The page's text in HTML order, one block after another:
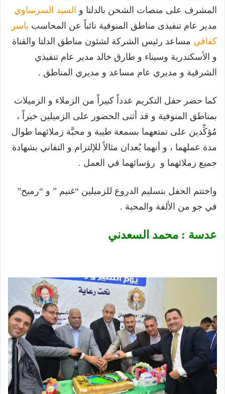
المشرف على منصات الشحن بالدلتا و السيد السرساوي
مدير عام تنفيذى مناطق المنوفية نائباً عن المحاسب ياسر
كفافي مساعد رئيس الشركة لشئون مناطق الدلتا والقناة
و الأسكندرية وسيناء و طارق خالد مدير عام تنفيذي
الشرقية و مديري عام مساعد و مديري المناطق .
كما حضر حفل التكريم عدداً كبيراً من الزملاء و الزميلات
بمناطق المنوفية و قد أثنى الحضور على الزميلين خيراً ،
مُؤكِّدين على تمتعهما بسمعة طيبة و محبَّة زملائهما طوال
مدة عملهما ، و أنهما يُعدان مثالاً للإلتزام و التفاني بشهادة
جميع زملائهما و رؤسائهما في العمل .
واختتم الحفل بتسليم الدروع للزميلين “غنيم ” و “رميح”
في جو من الألفة والمحبة .
عدسة : محمد السعدني